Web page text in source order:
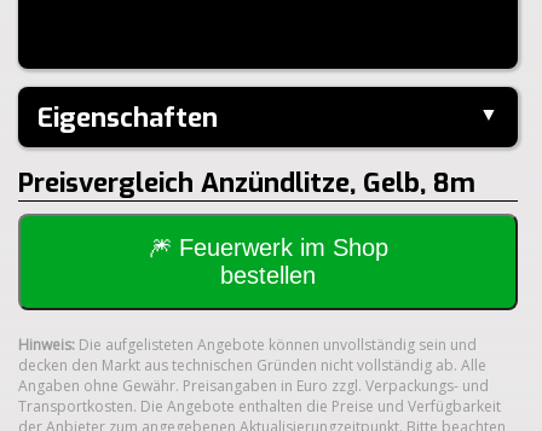
Eigenschaften ▼
Hersteller:
Zink-Feuerwerk
Klasse:
1.4S
Preisvergleich Anzündlitze, Gelb, 8m
🎆 Feuerwerk im Shop
bestellen
Hinweis: Die aufgelisteten Angebote können unvollständig sein und
decken den Markt aus technischen Gründen nicht vollständig ab. Alle
Angaben ohne Gewähr. Preisangaben in Euro zzgl. Verpackungs- und
Transportkosten. Die Angebote enthalten die Preise und Verfügbarkeit
der Anbieter zum angegebenen Aktualisierungzeitpunkt. Bitte beachten